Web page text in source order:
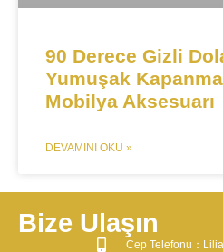
​​​​90 Derece Gizli
Yumuşak
Mobilya Aksesuarı​​
DEVAMINI OKU »
Bize Ulaşın
​Cep Telefonu：